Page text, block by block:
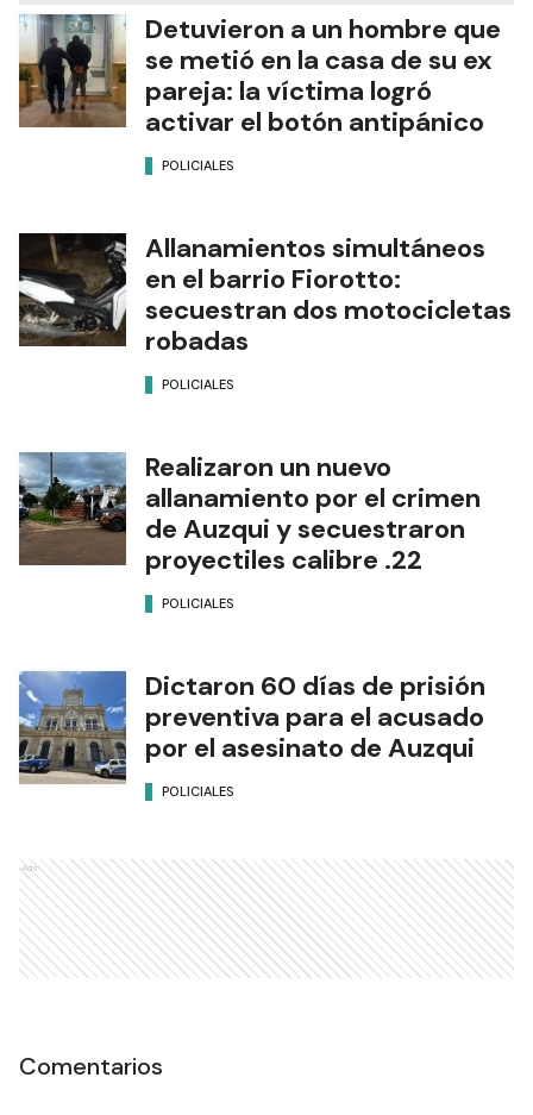
Detuvieron a un hombre que
se metió en la casa de su ex
pareja: la víctima logró
activar el botón antipánico
POLICIALES
Allanamientos simultáneos
en el barrio Fiorotto:
secuestran dos motocicletas
robadas
POLICIALES
Realizaron un nuevo
allanamiento por el crimen
de Auzqui y secuestraron
proyectiles calibre .22
POLICIALES
Dictaron 60 días de prisión
preventiva para el acusado
por el asesinato de Auzqui
POLICIALES
Ads
Comentarios